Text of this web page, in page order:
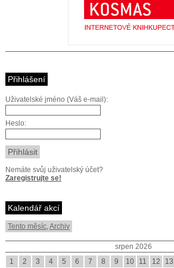
Přihlášení
Uživatelské jméno (Váš e-mail):
Heslo:
Nemáte svůj uživatelský účet?
Zaregistrujte se!
Kalendář akcí
Tento měsíc,Archiv
srpen 2026
1
2 3 4 5 6 7 8 9 10 11 12 13